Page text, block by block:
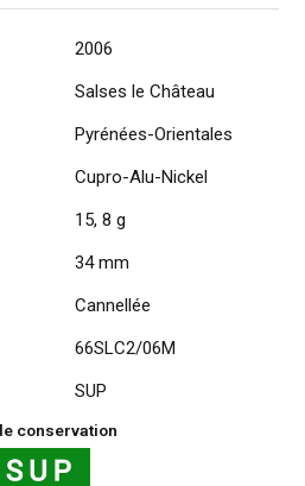
2006
Salses le Château
Pyrénées-Orientales
Cupro-Alu-Nickel
15, 8 g
34 mm
Cannellée
66SLC2/06M
SUP
conservation